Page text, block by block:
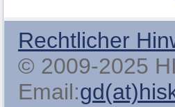
Rechtlicher
© 2009-2025
Email: